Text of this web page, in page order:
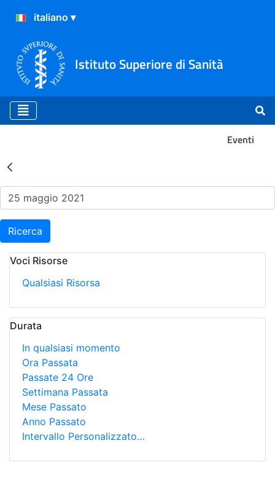
Istituto Superiore di Sanità
Eventi
Risultati della Ricerca -
Ricerca
Voci Risorse
Qualsiasi Risorsa
Durata
In qualsiasi momento
Ora Passata
Passate 24 Ore
Settimana Passata
Mese Passato
Anno Passato
Intervallo Personalizzato…